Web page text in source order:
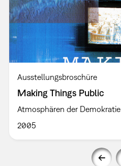
Ausstellungsbroschüre
Making Things Public
Atmosphären der Demokratie
2005